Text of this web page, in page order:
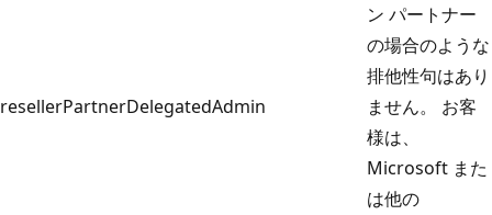
resellerPartnerDelegatedAdmin
ン パートナー
の場合のような
排他性句はあり
ません。 お客
様は、
Microsoft また
は他の